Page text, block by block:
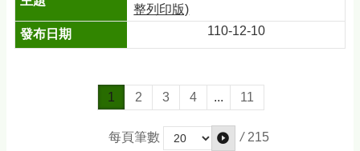
整列印版)
110-12-10
1 2 3 4 ... 11
每頁筆數 / 215